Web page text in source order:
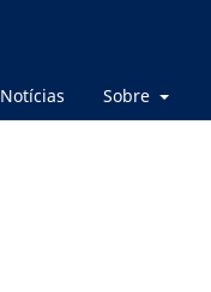
Notícias Sobre